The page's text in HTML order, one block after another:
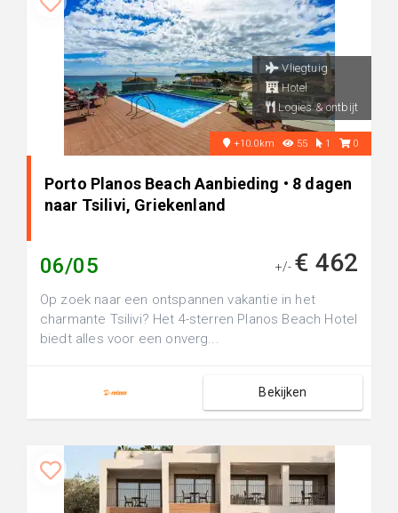
Vliegtuig
Hotel
Logies & ontbijt
+10.0km 55 1 0
Porto Planos Beach Aanbieding • 8 dagen
naar Tsilivi, Griekenland
06/05 +/- € 462
Op zoek naar een ontspannen vakantie in het
charmante Tsilivi? Het 4-sterren Planos Beach Hotel
biedt alles voor een onverg...
Bekijken